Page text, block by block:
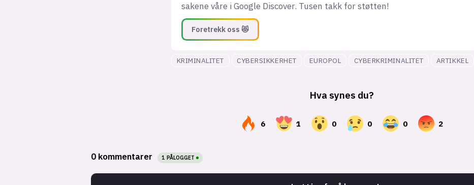
sakene våre i Google Discover. Tusen takk for støtten!
Foretrekk oss 😻
KRIMINALITET CYBERSIKKERHET EUROPOL CYBERKRIMINALITET ARTIKKEL